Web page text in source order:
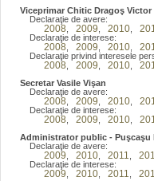
Viceprimar Chitic Dragoş Victor
Declaraţie de avere:
2008 2009 2010
Declaraţie de interese:
2008 2009 2010
Declaraţie privind interesele
2008 2009 2010
Secretar Vasile Vişan
Declaraţie de avere:
2008 2009 2010
Declaraţie de interese:
2008 2009 2010
Administrator public - Puşcaşu
Declaraţie de avere:
2009 2010 2011
Declaraţie de interese:
2009 2010 2011